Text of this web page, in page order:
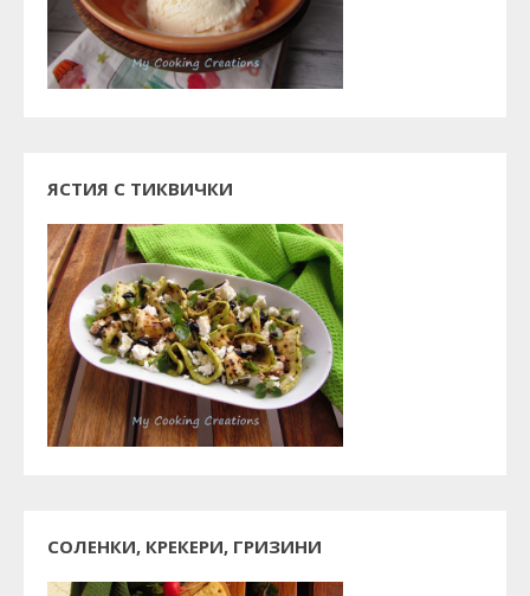
ЯСТИЯ С ТИКВИЧКИ
СОЛЕНКИ, КРЕКЕРИ, ГРИЗИНИ